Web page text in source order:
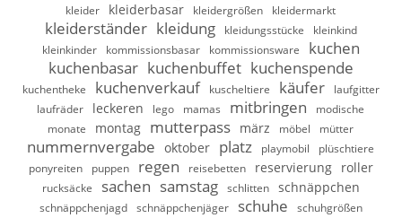
kleider
kleiderbasar kleidergrößen kleidermarkt
kleiderständer kleidung kleidungsstücke
kleinkind
kleinkinder
kommissionsbasar kommissionsware
kuchen
kuchenbasar kuchenbuffet kuchenspende
kuchentheke kuchenverkauf kuscheltiere käufer
laufgitter
laufräder
leckeren lego mamas mitbringen
modische
monate
montag mutterpass märz möbel mütter
nummernvergabe oktober platz playmobil
plüschtiere
ponyreiten
puppen regen reisebetten reservierung roller
rucksäcke sachen samstag schlitten schnäppchen
schnäppchenjagd schnäppchenjäger schuhe schuhgrößen